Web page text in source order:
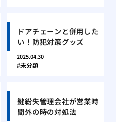
ドアチェーンと併用した
い！防犯対策グッズ
2025.04.30
未分類
鍵紛失管理会社が営業時
間外の時の対処法